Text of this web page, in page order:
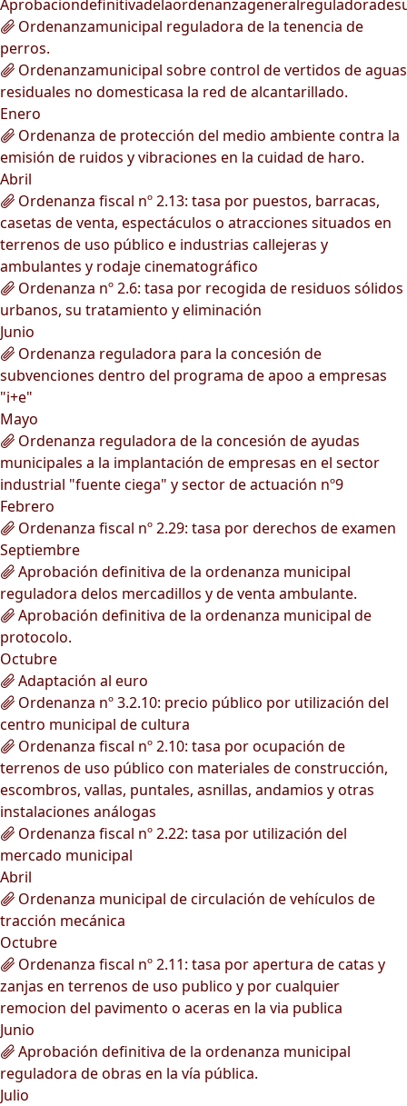
Ordenanzamunicipal reguladora de la tenencia de
perros.
Ordenanzamunicipal sobre control de vertidos de aguas
residuales no domesticasa la red de alcantarillado.
Enero
Ordenanza de protección del medio ambiente contra la
emisión de ruidos y vibraciones en la cuidad de haro.
Abril
Ordenanza fiscal nº 2.13: tasa por puestos, barracas,
casetas de venta, espectáculos o atracciones situados en
terrenos de uso público e industrias callejeras y
ambulantes y rodaje cinematográfico
Ordenanza nº 2.6: tasa por recogida de residuos sólidos
urbanos, su tratamiento y eliminación
Junio
Ordenanza reguladora para la concesión de
subvenciones dentro del programa de apoo a empresas
"i+e"
Mayo
Ordenanza reguladora de la concesión de ayudas
municipales a la implantación de empresas en el sector
industrial "fuente ciega" y sector de actuación nº9
Febrero
Ordenanza fiscal nº 2.29: tasa por derechos de examen
Septiembre
Aprobación definitiva de la ordenanza municipal
reguladora delos mercadillos y de venta ambulante.
Aprobación definitiva de la ordenanza municipal de
protocolo.
Octubre
Adaptación al euro
Ordenanza nº 3.2.10: precio público por utilización del
centro municipal de cultura
Ordenanza fiscal nº 2.10: tasa por ocupación de
terrenos de uso público con materiales de construcción,
escombros, vallas, puntales, asnillas, andamios y otras
instalaciones análogas
Ordenanza fiscal nº 2.22: tasa por utilización del
mercado municipal
Abril
Ordenanza municipal de circulación de vehículos de
tracción mecánica
Octubre
Ordenanza fiscal nº 2.11: tasa por apertura de catas y
zanjas en terrenos de uso publico y por cualquier
remocion del pavimento o aceras en la via publica
Junio
Aprobación definitiva de la ordenanza municipal
reguladora de obras en la vía pública.
Julio